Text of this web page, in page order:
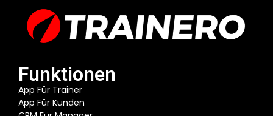
Funktionen
App Für Trainer
App Für Kunden